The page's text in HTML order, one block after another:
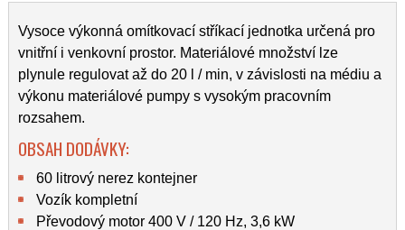
Vysoce výkonná omítkovací stříkací jednotka určená pro
vnitřní i venkovní prostor. Materiálové množství lze
plynule regulovat až do 20 l / min, v závislosti na médiu a
výkonu materiálové pumpy s vysokým pracovním
rozsahem.
OBSAH DODÁVKY:
60 litrový nerez kontejner
Vozík kompletní
Převodový motor 400 V / 120 Hz, 3,6 kW